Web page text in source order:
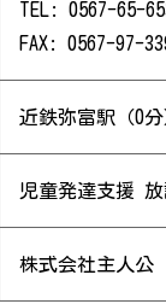
TEL: 0567-65-
FAX: 0567-97-
近鉄弥富駅（0
児童発達支援
株式会社主人公